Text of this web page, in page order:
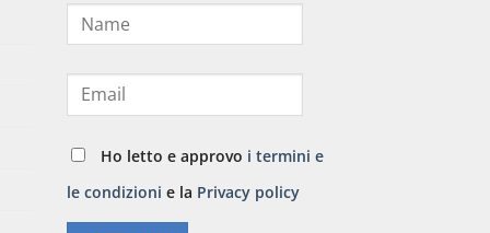
Ho letto e approvo i termini e
le condizioni e la Privacy policy